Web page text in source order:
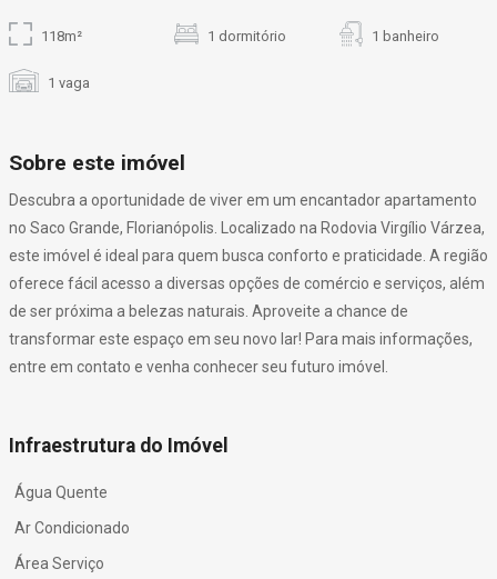
118m² 1 dormitório 1 banheiro
1 vaga
Sobre este imóvel
Descubra a oportunidade de viver em um encantador apartamento
no Saco Grande, Florianópolis. Localizado na Rodovia Virgílio Várzea,
este imóvel é ideal para quem busca conforto e praticidade. A região
oferece fácil acesso a diversas opções de comércio e serviços, além
de ser próxima a belezas naturais. Aproveite a chance de
transformar este espaço em seu novo lar! Para mais informações,
entre em contato e venha conhecer seu futuro imóvel.
Infraestrutura do Imóvel
Água Quente
Ar Condicionado
Área Serviço